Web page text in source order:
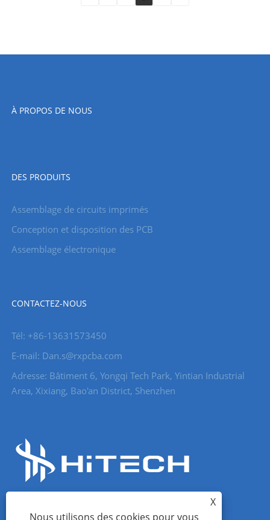
À PROPOS DE NOUS
DES PRODUITS
Assemblage de circuits imprimés
Conception et disposition des PCB
Assemblage électronique
CONTACTEZ-NOUS
Tél: +86-13631573450
E-mail: Dan.s@rxpcba.com
Adresse: Bâtiment 6, Yongqi Tech Park, Yintian Industrial
Area, Xixiang, Bao'an District, Shenzhen
X
Nous utilisons des cookies pour vous